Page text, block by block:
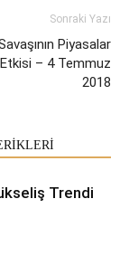
Sonraki Yazı
Piyasalar
– 4 Temmuz
2018
Trendi